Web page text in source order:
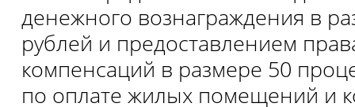
денежного вознаграждения в
рублей и предоставлением
компенсаций в размере 50
по оплате жилых помещений и